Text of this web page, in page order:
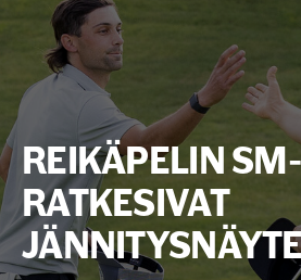
REIKÄPELIN
RATKESIVAT